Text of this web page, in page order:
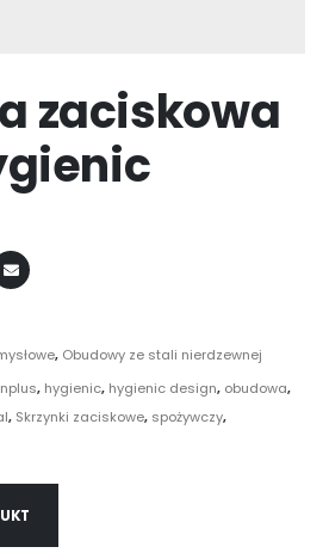
zaciskowa
, Obudowy ze stali nierdzewnej
, hygienic, hygienic design, obudowa,
, Skrzynki zaciskowe, spożywczy,